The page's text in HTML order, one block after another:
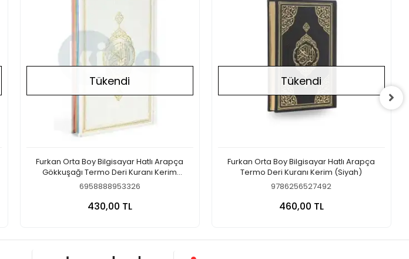
Tükendi
Furkan Orta Boy Bilgisayar Hatlı Arapça
Gökkuşağı Termo Deri Kuranı Kerim
(Beyaz)
6958888953326
430,00 TL
Tükendi
Furkan Orta Boy Bilgisayar Hatlı Arapça
Termo Deri Kuranı Kerim (Siyah)
9786256527492
460,00 TL